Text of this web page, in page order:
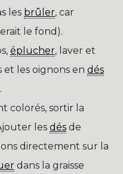
les brûler, car
le fond).
éplucher, laver et
les oignons en dés
colorés, sortir la
les dés de
directement sur la
dans la graisse